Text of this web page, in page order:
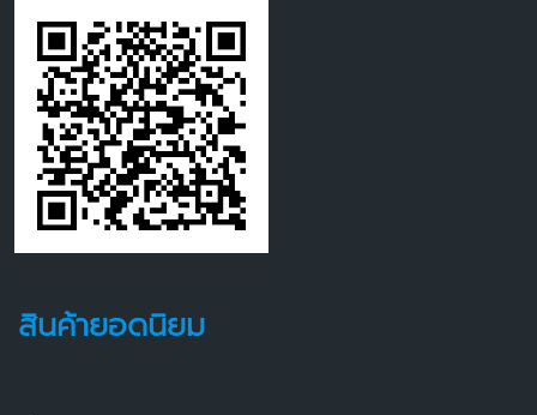
สินค้ายอดนิยม